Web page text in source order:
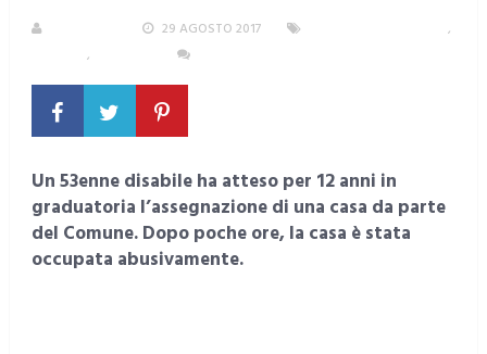
29 AGOSTO 2017
,
,
Un 53enne disabile ha atteso per 12 anni in
graduatoria l’assegnazione di una casa da parte
del Comune. Dopo poche ore, la casa è stata
occupata abusivamente.